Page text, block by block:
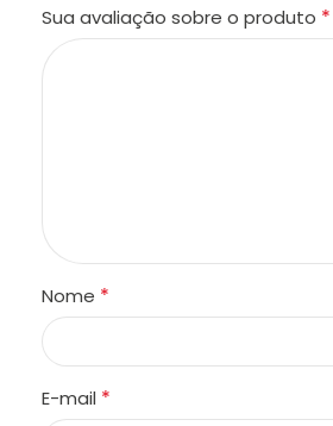
Sua avaliação sobre o produto *
Nome *
E-mail *